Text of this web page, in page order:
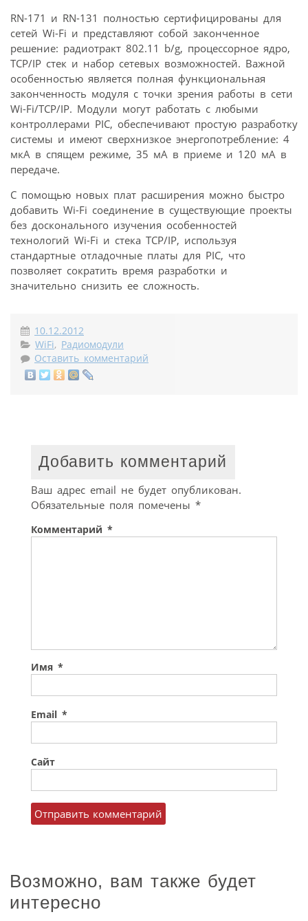
RN-171 и RN-131 полностью сертифицированы для
сетей Wi-Fi и представляют собой законченное
решение: радиотракт 802.11 b/g, процессорное ядро,
TCP/IP стек и набор сетевых возможностей. Важной
особенностью является полная функциональная
законченность модуля с точки зрения работы в сети
Wi-Fi/TCP/IP. Модули могут работать с любыми
контроллерами PIC, обеспечивают простую разработку
системы и имеют сверхнизкое энергопотребление: 4
мкА в спящем режиме, 35 мА в приеме и 120 мА в
передаче.
С помощью новых плат расширения можно быстро
добавить Wi-Fi соединение в существующие проекты
без досконального изучения особенностей
технологий Wi-Fi и стека TCP/IP, используя
стандартные отладочные платы для PIC, что
позволяет сократить время разработки и
значительно снизить ее сложность.
10.12.2012
WiFi, Радиомодули
Оставить комментарий
Добавить комментарий
Ваш адрес email не будет опубликован.
Обязательные поля помечены *
Комментарий *
Имя *
Email *
Сайт
Возможно, вам также будет
интересно